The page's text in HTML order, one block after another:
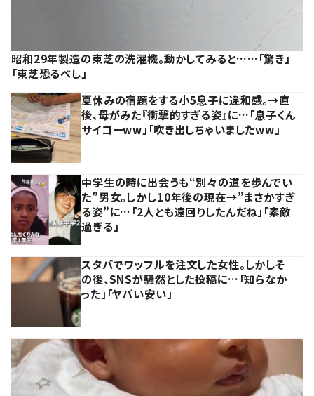
昭和29年製造の東芝の洗濯機。動かしてみると……「驚き」
「東芝恐るべし」
夏休みの宿題をする小5息子に違和感。→直
後、母がみた『衝撃的すぎる姿』に…「息子くん
サイコーww」「吹き出しちゃいましたww」
中学生の時に出会うも“別々の道を歩んでい
た”男女。しかし10年後の現在→”まさかすぎ
る姿”に…「2人とも遠回りしたんだね」「素敵
過ぎる」
スタバでワッフルを注文した女性。しかしそ
の後、SNSが騒然とした投稿に…「知らなか
った」「ヤバい安い」